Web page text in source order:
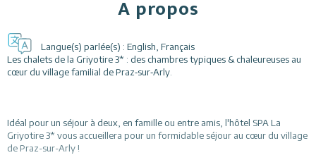
A propos
Langue(s) parlée(s) : English Français
Les chalets de la Griyotire 3* : des chambres typiques & chaleureuses au
cœur du village familial de Praz‑sur‑Arly.
Idéal pour un séjour à deux, en famille ou entre amis, l'hôtel SPA La
Griyotire 3* vous accueillera pour un formidable séjour au cœur du village
de Praz-sur-Arly !